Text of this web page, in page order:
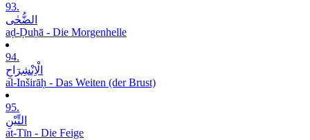
93.
الضُّحٰی
aḍ-Ḍuḥā - Die Morgenhelle
94.
الْاِنْشِرَاحِ
al-Inširāḥ - Das Weiten (der Brust)
95.
التِّیْنِ
at-Tīn - Die Feige